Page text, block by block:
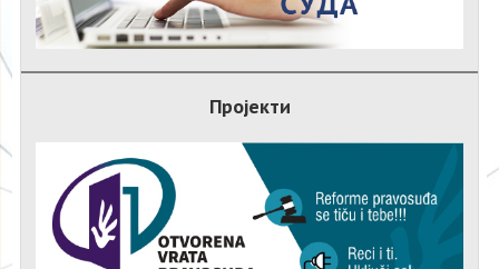
Пројекти